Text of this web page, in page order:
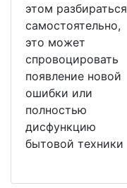
этом разбираться
самостоятельно,
это может
спровоцировать
появление новой
ошибки или
полностью
дисфункцию
бытовой техники